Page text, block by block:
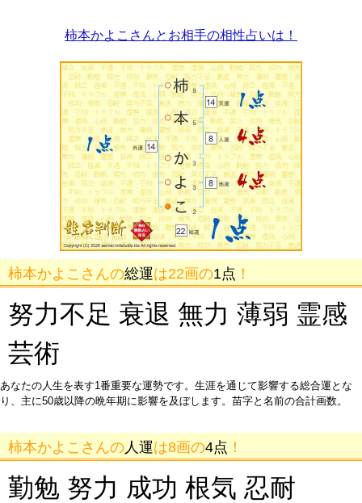
柿本かよこさんとお相手の相性占いは！
柿本かよこさんの総運は22画の1点 ！
努力不足 衰退 無力 薄弱 霊感
芸術
あなたの人生を表す1番重要な運勢です。生涯を通じて影響する総合運とな
り、主に50歳以降の晩年期に影響を及ぼします。苗字と名前の合計画数。
柿本かよこさんの 人運は8画の4点 ！
勤勉 努力 成功 根気 忍耐